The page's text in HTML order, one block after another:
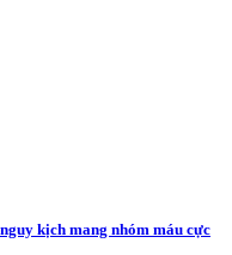
kịch mang nhóm máu cực